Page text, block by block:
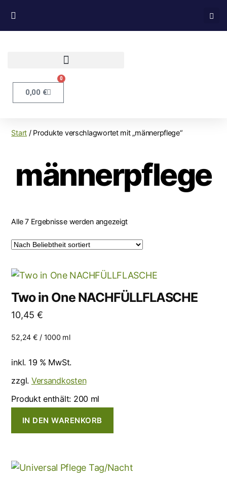
0,00 €
0
Start / Produkte verschlagwortet mit „männerpflege“
männerpflege
Alle 7 Ergebnisse werden angezeigt
Two in One NACHFÜLLFLASCHE
10,45 €
52,24 € / 1000 ml
inkl. 19 % MwSt.
zzgl. Versandkosten
Produkt enthält: 200 ml
IN DEN WARENKORB